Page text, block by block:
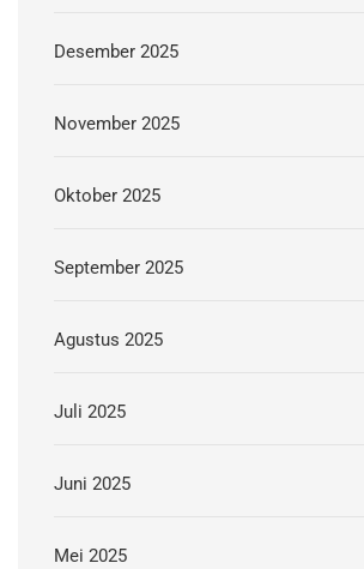
Desember 2025
November 2025
Oktober 2025
September 2025
Agustus 2025
Juli 2025
Juni 2025
Mei 2025